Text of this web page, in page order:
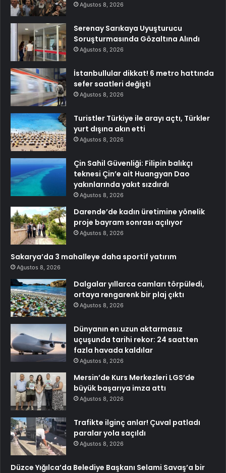
Ağustos 8, 2026
Serenay Sarıkaya Uyuşturucu
Soruşturmasında Gözaltına Alındı
Ağustos 8, 2026
İstanbullular dikkat! 6 metro hattında
sefer saatleri değişti
Ağustos 8, 2026
Turistler Türkiye ile arayı açtı, Türkler
yurt dışına akın etti
Ağustos 8, 2026
Çin Sahil Güvenliği: Filipin balıkçı
teknesi Çin’e ait Huangyan Dao
yakınlarında yakıt sızdırdı
Ağustos 8, 2026
Darende’de kadın üretimine yönelik
proje bayram sonrası açılıyor
Ağustos 8, 2026
Sakarya’da 3 mahalleye daha sportif yatırım
Ağustos 8, 2026
Dalgalar yıllarca camları törpüledi,
ortaya rengarenk bir plaj çıktı
Ağustos 8, 2026
Dünyanın en uzun aktarmasız
uçuşunda tarihi rekor: 24 saatten
fazla havada kaldılar
Ağustos 8, 2026
Mersin’de Kurs Merkezleri LGS’de
büyük başarıya imza attı
Ağustos 8, 2026
Trafikte ilginç anlar! Çuval patladı
paralar yola saçıldı
Ağustos 8, 2026
Düzce Yığılca’da Belediye Başkanı Selami Savaş’a bir